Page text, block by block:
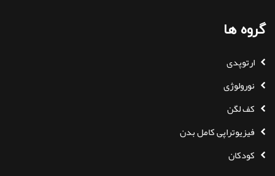
گروه ها
ارتوپدی
نورولوژی
کف لگن
فیزیوتراپی کامل بدن
کودکان